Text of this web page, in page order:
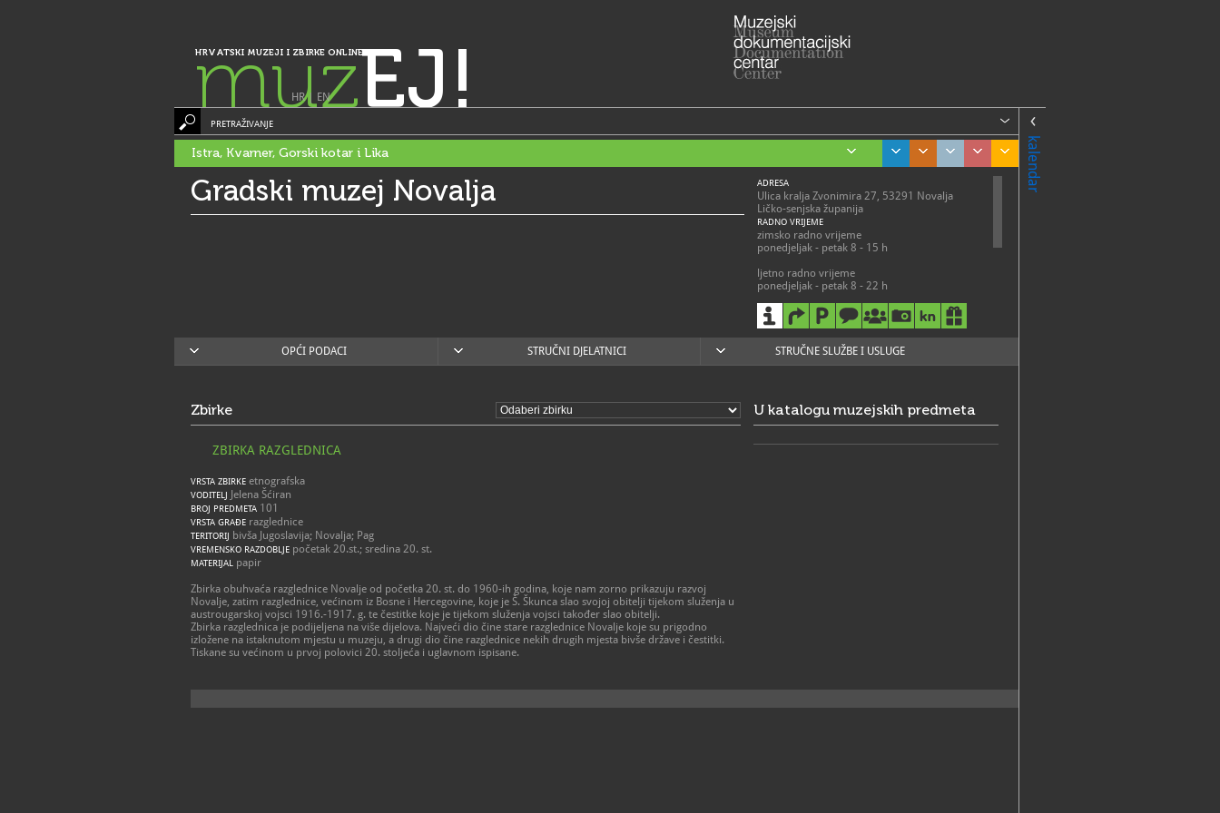
HRVATSKI MUZEJI I ZBIRKE ONLINE
muzEJ!
HR| EN
kalendar
PRETRAŽIVANJE
Istra, Kvarner, Gorski kotar i Lika
Gradski muzej Novalja ADRESA
Ulica kralja Zvonimira 27, 53291 Novalja
Ličko-senjska županija
RADNO VRIJEME
zimsko radno vrijeme
ponedjeljak - petak 8 - 15 h
ljetno radno vrijeme
ponedjeljak - petak 8 - 22 h
T 053/648-021
citymuseumnovalja@gmail.com
W https://gradskimuzejnovalja.hr/
OPĆI PODACI STRUČNI DJELATNICI STRUČNE SLUŽBE I USLUGE
Zbirke
ZBIRKA RAZGLEDNICA
VRSTA ZBIRKE etnografska
VODITELJ Jelena Šćiran
BROJ PREDMETA 101
VRSTA GRAĐE razglednice
TERITORIJ bivša Jugoslavija; Novalja; Pag
VREMENSKO RAZDOBLJE početak 20.st.; sredina 20. st.
MATERIJAL papir
Zbirka obuhvaća razglednice Novalje od početka 20. st. do 1960-ih godina, koje nam zorno prikazuju razvoj
Novalje, zatim razglednice, većinom iz Bosne i Hercegovine, koje je Š. Škunca slao svojoj obitelji tijekom služenja u
austrougarskoj vojsci 1916.-1917. g. te čestitke koje je tijekom služenja vojsci također slao obitelji.
Zbirka razglednica je podijeljena na više dijelova. Najveći dio čine stare razglednice Novalje koje su prigodno
izložene na istaknutom mjestu u muzeju, a drugi dio čine razglednice nekih drugih mjesta bivše države i čestitki.
Tiskane su većinom u prvoj polovici 20. stoljeća i uglavnom ispisane.
U katalogu muzejskih predmeta